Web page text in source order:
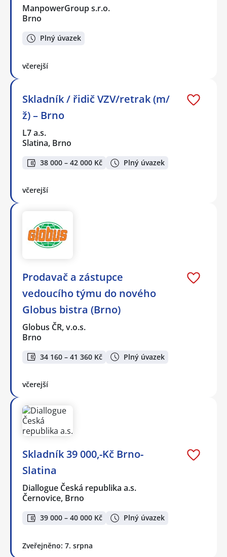
ManpowerGroup s.r.o.
Brno
Plný úvazek
včerejší
Skladník / řidič VZV/retrak (m/
ž) – Brno
L7 a.s.
Slatina, Brno
38 000 – 42 000 Kč Plný úvazek
včerejší
Prodavač a zástupce
vedoucího týmu do nového
Globus bistra (Brno)
Globus ČR, v.o.s.
Brno
34 160 – 41 360 Kč Plný úvazek
včerejší
Skladník 39 000,-Kč Brno-
Slatina
Diallogue Česká republika a.s.
Černovice, Brno
39 000 – 40 000 Kč Plný úvazek
Zveřejněno: 7. srpna